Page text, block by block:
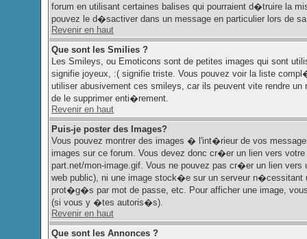
forum en utilisant certaines balises qui pourraient d�truire la
pouvez le d�sactiver dans un message en particulier lors de
Revenir en haut
Que sont les Smilies ?
Les Smileys, ou Emoticons sont de petites images qui sont
signifie joyeux, :( signifie triste. Vous pouvez voir la liste
utiliser abusivement ces smileys, car ils peuvent vite rendre
de le supprimer enti�rement.
Revenir en haut
Puis-je poster des Images?
Vous pouvez montrer des images � l'int�rieur de vos
images sur ce forum. Vous devez donc cr�er un lien vers
part.net/mon-image.gif. Vous ne pouvez pas cr�er un lien
web public), ni une image stock�e sur un serveur
prot�g�s par mot de passe, etc. Pour afficher une image,
(si vous y �tes autoris�s).
Revenir en haut
Que sont les Annonces ?